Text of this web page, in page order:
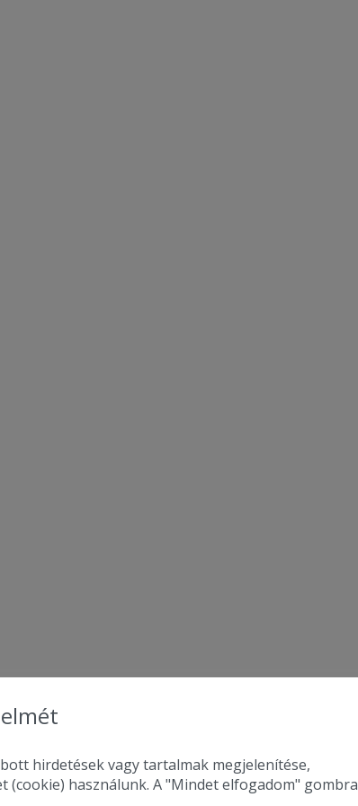
hirdetések vagy tartalmak megjelenítése,
használunk. A "Mindet elfogadom" gombra